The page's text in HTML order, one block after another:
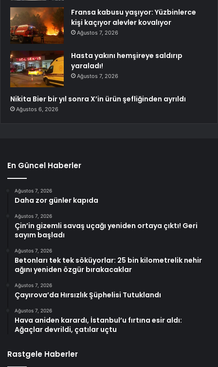
Fransa kabusu yaşıyor: Yüzbinlerce
kişi kaçıyor alevler kovalıyor
Ağustos 7, 2026
Hasta yakını hemşireye saldırıp
yaraladı!
Ağustos 7, 2026
Nikita Bier bir yıl sonra X’in ürün şefliğinden ayrıldı
Ağustos 6, 2026
En Güncel Haberler
Ağustos 7, 2026
Daha zor günler kapıda
Ağustos 7, 2026
Çin’in gizemli savaş uçağı yeniden ortaya çıktı! Geri
sayım başladı
Ağustos 7, 2026
Betonları tek tek söküyorlar: 25 bin kilometrelik nehir
ağını yeniden özgür bırakacaklar
Ağustos 7, 2026
Çayırova’da Hırsızlık Şüphelisi Tutuklandı
Ağustos 7, 2026
Hava aniden karardı, İstanbul’u fırtına esir aldı:
Ağaçlar devrildi, çatılar uçtu
Rastgele Haberler